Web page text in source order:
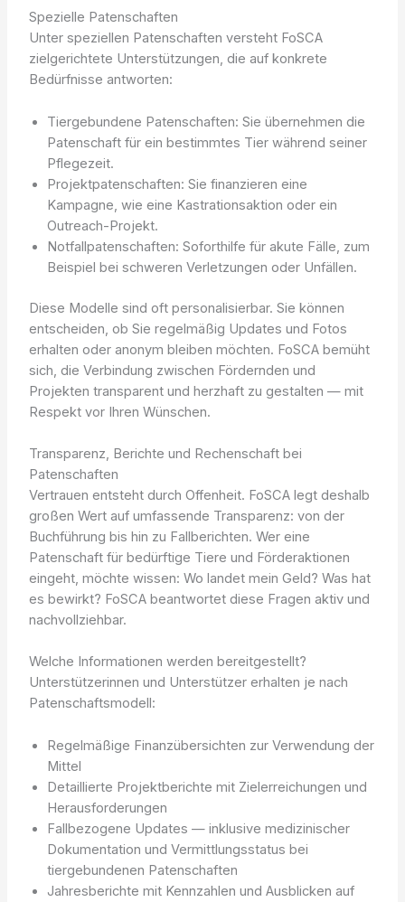
Spezielle Patenschaften
Unter speziellen Patenschaften versteht FoSCA
zielgerichtete Unterstützungen, die auf konkrete
Bedürfnisse antworten:
Tiergebundene Patenschaften: Sie übernehmen die
Patenschaft für ein bestimmtes Tier während seiner
Pflegezeit.
Projektpatenschaften: Sie finanzieren eine
Kampagne, wie eine Kastrationsaktion oder ein
Outreach-Projekt.
Notfallpatenschaften: Soforthilfe für akute Fälle, zum
Beispiel bei schweren Verletzungen oder Unfällen.
Diese Modelle sind oft personalisierbar. Sie können
entscheiden, ob Sie regelmäßig Updates und Fotos
erhalten oder anonym bleiben möchten. FoSCA bemüht
sich, die Verbindung zwischen Fördernden und
Projekten transparent und herzhaft zu gestalten — mit
Respekt vor Ihren Wünschen.
Transparenz, Berichte und Rechenschaft bei
Patenschaften
Vertrauen entsteht durch Offenheit. FoSCA legt deshalb
großen Wert auf umfassende Transparenz: von der
Buchführung bis hin zu Fallberichten. Wer eine
Patenschaft für bedürftige Tiere und Förderaktionen
eingeht, möchte wissen: Wo landet mein Geld? Was hat
es bewirkt? FoSCA beantwortet diese Fragen aktiv und
nachvollziehbar.
Welche Informationen werden bereitgestellt?
Unterstützerinnen und Unterstützer erhalten je nach
Patenschaftsmodell:
Regelmäßige Finanzübersichten zur Verwendung der
Mittel
Detaillierte Projektberichte mit Zielerreichungen und
Herausforderungen
Fallbezogene Updates — inklusive medizinischer
Dokumentation und Vermittlungsstatus bei
tiergebundenen Patenschaften
Jahresberichte mit Kennzahlen und Ausblicken auf